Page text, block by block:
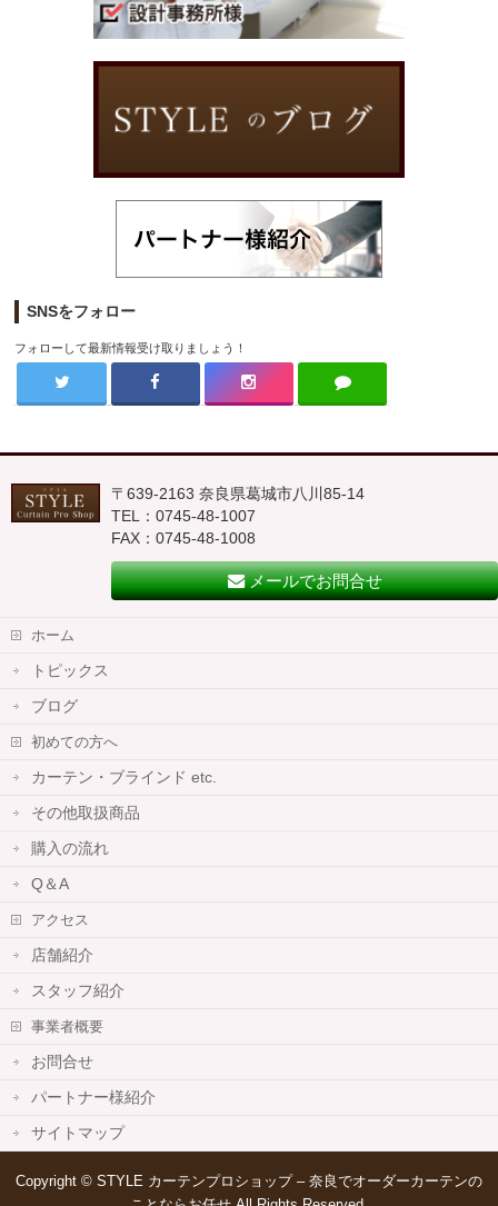
SNSをフォロー
フォローして最新情報受け取りましょう！
〒639-2163 奈良県葛城市八川85-14
TEL：0745-48-1007
FAX：0745-48-1008
メールでお問合せ
ホーム
トピックス
ブログ
初めての方へ
カーテン・ブラインド etc.
その他取扱商品
購入の流れ
Q＆A
アクセス
店舗紹介
スタッフ紹介
事業者概要
お問合せ
パートナー様紹介
サイトマップ
Copyright © STYLE カーテンプロショップ – 奈良でオーダーカーテンの